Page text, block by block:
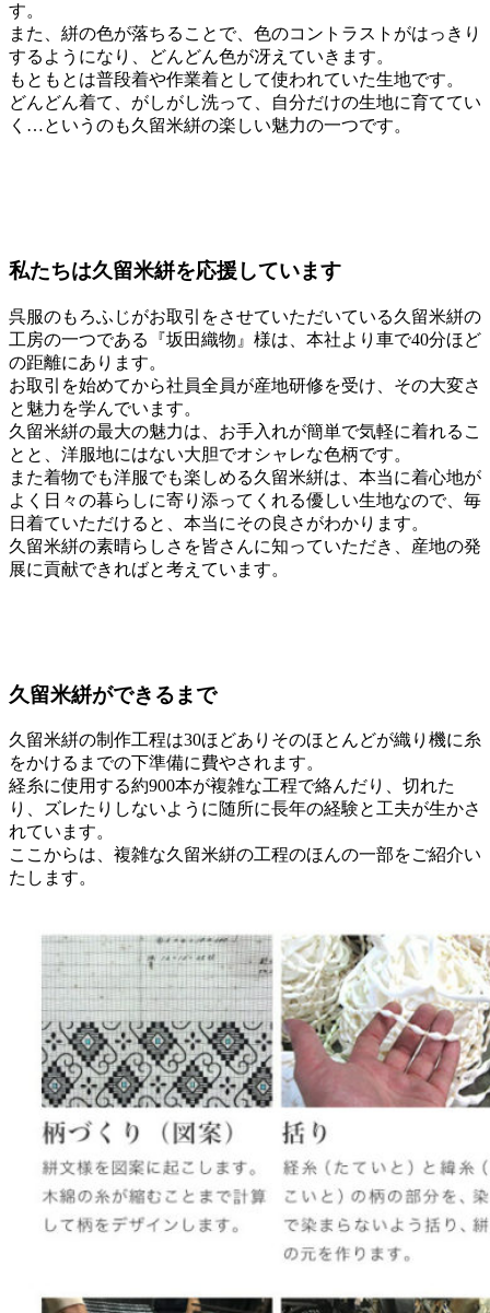
す。
また、絣の色が落ちることで、色のコントラストがはっきり
するようになり、どんどん色が冴えていきます。
もともとは普段着や作業着として使われていた生地です。
どんどん着て、がしがし洗って、自分だけの生地に育ててい
く…というのも久留米絣の楽しい魅力の一つです。
私たちは久留米絣を応援しています
呉服のもろふじがお取引をさせていただいている久留米絣の
工房の一つである『坂田織物』様は、本社より車で40分ほど
の距離にあります。
お取引を始めてから社員全員が産地研修を受け、その大変さ
と魅力を学んでいます。
久留米絣の最大の魅力は、お手入れが簡単で気軽に着れるこ
とと、洋服地にはない大胆でオシャレな色柄です。
また着物でも洋服でも楽しめる久留米絣は、本当に着心地が
よく日々の暮らしに寄り添ってくれる優しい生地なので、毎
日着ていただけると、本当にその良さがわかります。
久留米絣の素晴らしさを皆さんに知っていただき、産地の発
展に貢献できればと考えています。
久留米絣ができるまで
久留米絣の制作工程は30ほどありそのほとんどが織り機に糸
をかけるまでの下準備に費やされます。
経糸に使用する約900本が複雑な工程で絡んだり、切れた
り、ズレたりしないように随所に長年の経験と工夫が生かさ
れています。
ここからは、複雑な久留米絣の工程のほんの一部をご紹介い
たします。